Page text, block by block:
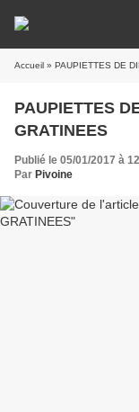
Accueil » PAUPIETTES DE
PAUPIETTES
GRATINEES
Publié le 05/01/2017 à
Par Pivoine